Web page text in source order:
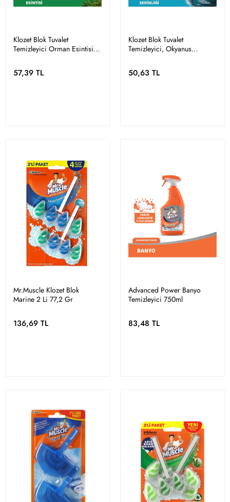
Klozet Blok Tuvalet
Temizleyici Orman Esintisi
57,39 TL
Klozet Blok Tuvalet
Temizleyici, Okyanus
50,63 TL
Mr.Muscle Klozet Blok
Marine 2 Li 77,2 Gr
136,69 TL
Advanced Power Banyo
Temizleyici 750ml
83,48 TL